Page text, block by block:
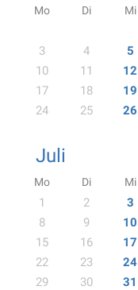
Mo Di Mi
3
4 5
10
11 12
17
18 19
24
25 26
Juli
Mo Di Mi
1 2 3
8
9 10
15
16 17
22
23 24
29
30 31